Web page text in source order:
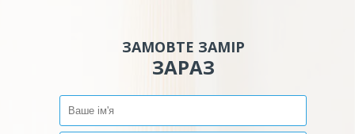
ЗАМОВТЕ ЗАМІР
ЗАРАЗ